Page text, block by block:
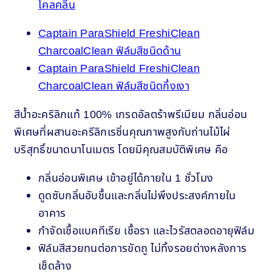
Captain ParaShield FreshiClean
CharcoalClean ฟิล์มสีชนิดด้าน
Captain ParaShield FreshiClean
CharcoalClean ฟิล์มสีชนิดกึ่งเงา
สีน้ำอะคริลิกแท้ 100% เกรดอัลตร้าพรีเมียม กลิ่นอ่อน
พิเศษที่ผสานอะครีลิกเรซิ่นคุณภาพสูงกับถ่านไม้ไผ่
บริสุทธิ์ขนาดนาโนเมตร โดยมีคุณสมบัติพิเศษ คือ
กลิ่นอ่อนพิเศษ เข้าอยู่ได้ภายใน 1 ชั่วโมง
ดูดซับกลิ่นอับชื้นและกลิ่นไม่พึงประสงค์ภายใน
อาคาร
กำจัดเชื้อแบคทีเรีย เชื้อรา และไวรัสตลอดอายุฟิล์ม
ฟิล์มสีสวยทนต่อการขัดถู ไม่ทิ้งรอยด่างหลังการ
เช็ดล้าง